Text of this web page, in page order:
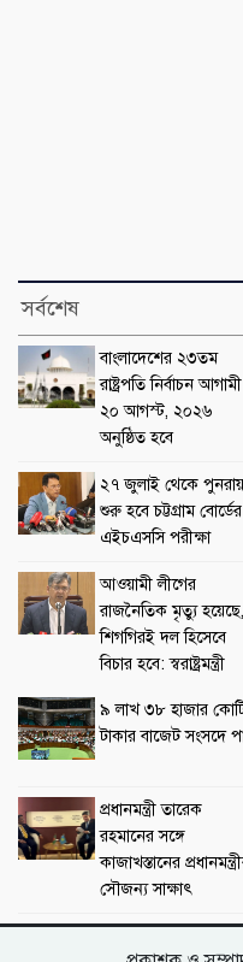
সর্বশেষ
বাংলাদেশের ২৩তম
রাষ্ট্রপতি নির্বাচন আগামী
২০ আগস্ট, ২০২৬
অনুষ্ঠিত হবে
২৭ জুলাই থেকে পুনরায়
শুরু হবে চট্টগ্রাম বোর্ডের
এইচএসসি পরীক্ষা
আওয়ামী লীগের
রাজনৈতিক মৃত্যু হয়েছে,
শিগগিরই দল হিসেবে
বিচার হবে: স্বরাষ্ট্রমন্ত্রী
৯ লাখ ৩৮ হাজার
টাকার বাজেট সংসদে
প্রধানমন্ত্রী তারেক
রহমানের সঙ্গে
কাজাখস্তানের
সৌজন্য সাক্ষাৎ